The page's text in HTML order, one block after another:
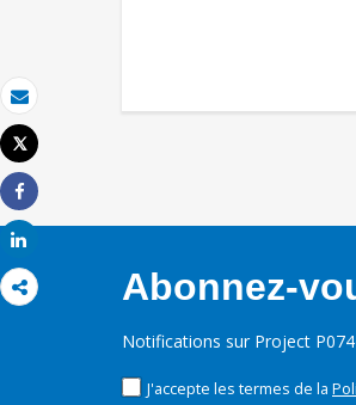
Email
Imprimer
Tweet
Share
Abonnez-
Notifications sur Project
J'accepte les termes de la